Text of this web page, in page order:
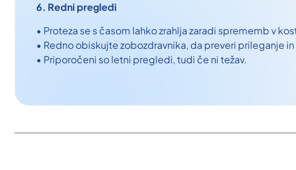
6. Redni pregledi
• Proteza se s časom lahko zrahlja zaradi sprememb v
• Redno obiskujte zobozdravnika, da preveri prileganje
• Priporočeni so letni pregledi, tudi če ni težav.